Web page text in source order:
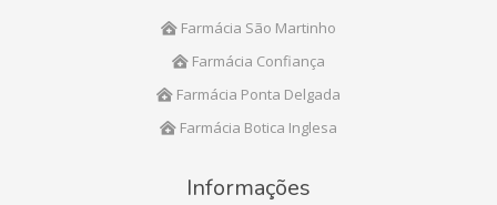
Farmácia São Martinho
Farmácia Confiança
Farmácia Ponta Delgada
Farmácia Botica Inglesa
Informações